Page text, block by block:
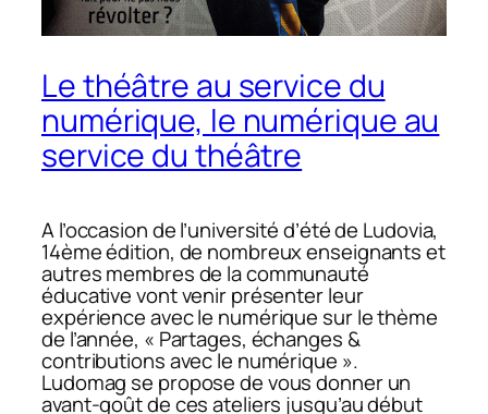
Le théâtre au service du
numérique, le numérique au
service du théâtre
A l’occasion de l’université d’été de Ludovia,
14ème édition, de nombreux enseignants et
autres membres de la communauté
éducative vont venir présenter leur
expérience avec le numérique sur le thème
de l’année, « Partages, échanges &
contributions avec le numérique ».
Ludomag se propose de vous donner un
avant-goût de ces ateliers jusqu’au début